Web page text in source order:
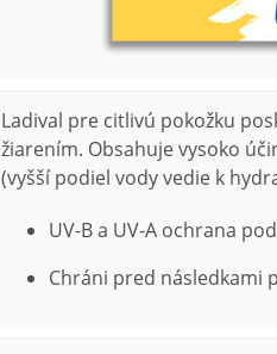
Ladival pre citlivú pokožku
žiarením. Obsahuje vysoko
(vyšší podiel vody vedie k
UV-B a UV-A ochrana
Chráni pred následkami